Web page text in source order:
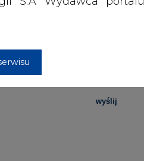
akceptację zasad korzystania
wyślij